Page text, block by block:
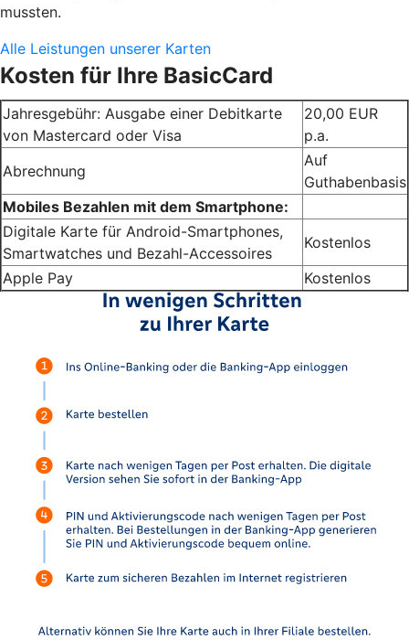
mussten.
Alle Leistungen unserer Karten
Kosten für Ihre BasicCard
Jahresgebühr: Ausgabe einer Debitkarte
von Mastercard oder Visa
20,00 EUR
p.a.
Abrechnung
Auf
Guthabenbasis
Mobiles Bezahlen mit dem Smartphone:
Digitale Karte für Android-Smartphones,
Smartwatches und Bezahl-Accessoires
Kostenlos
Apple Pay
Kostenlos